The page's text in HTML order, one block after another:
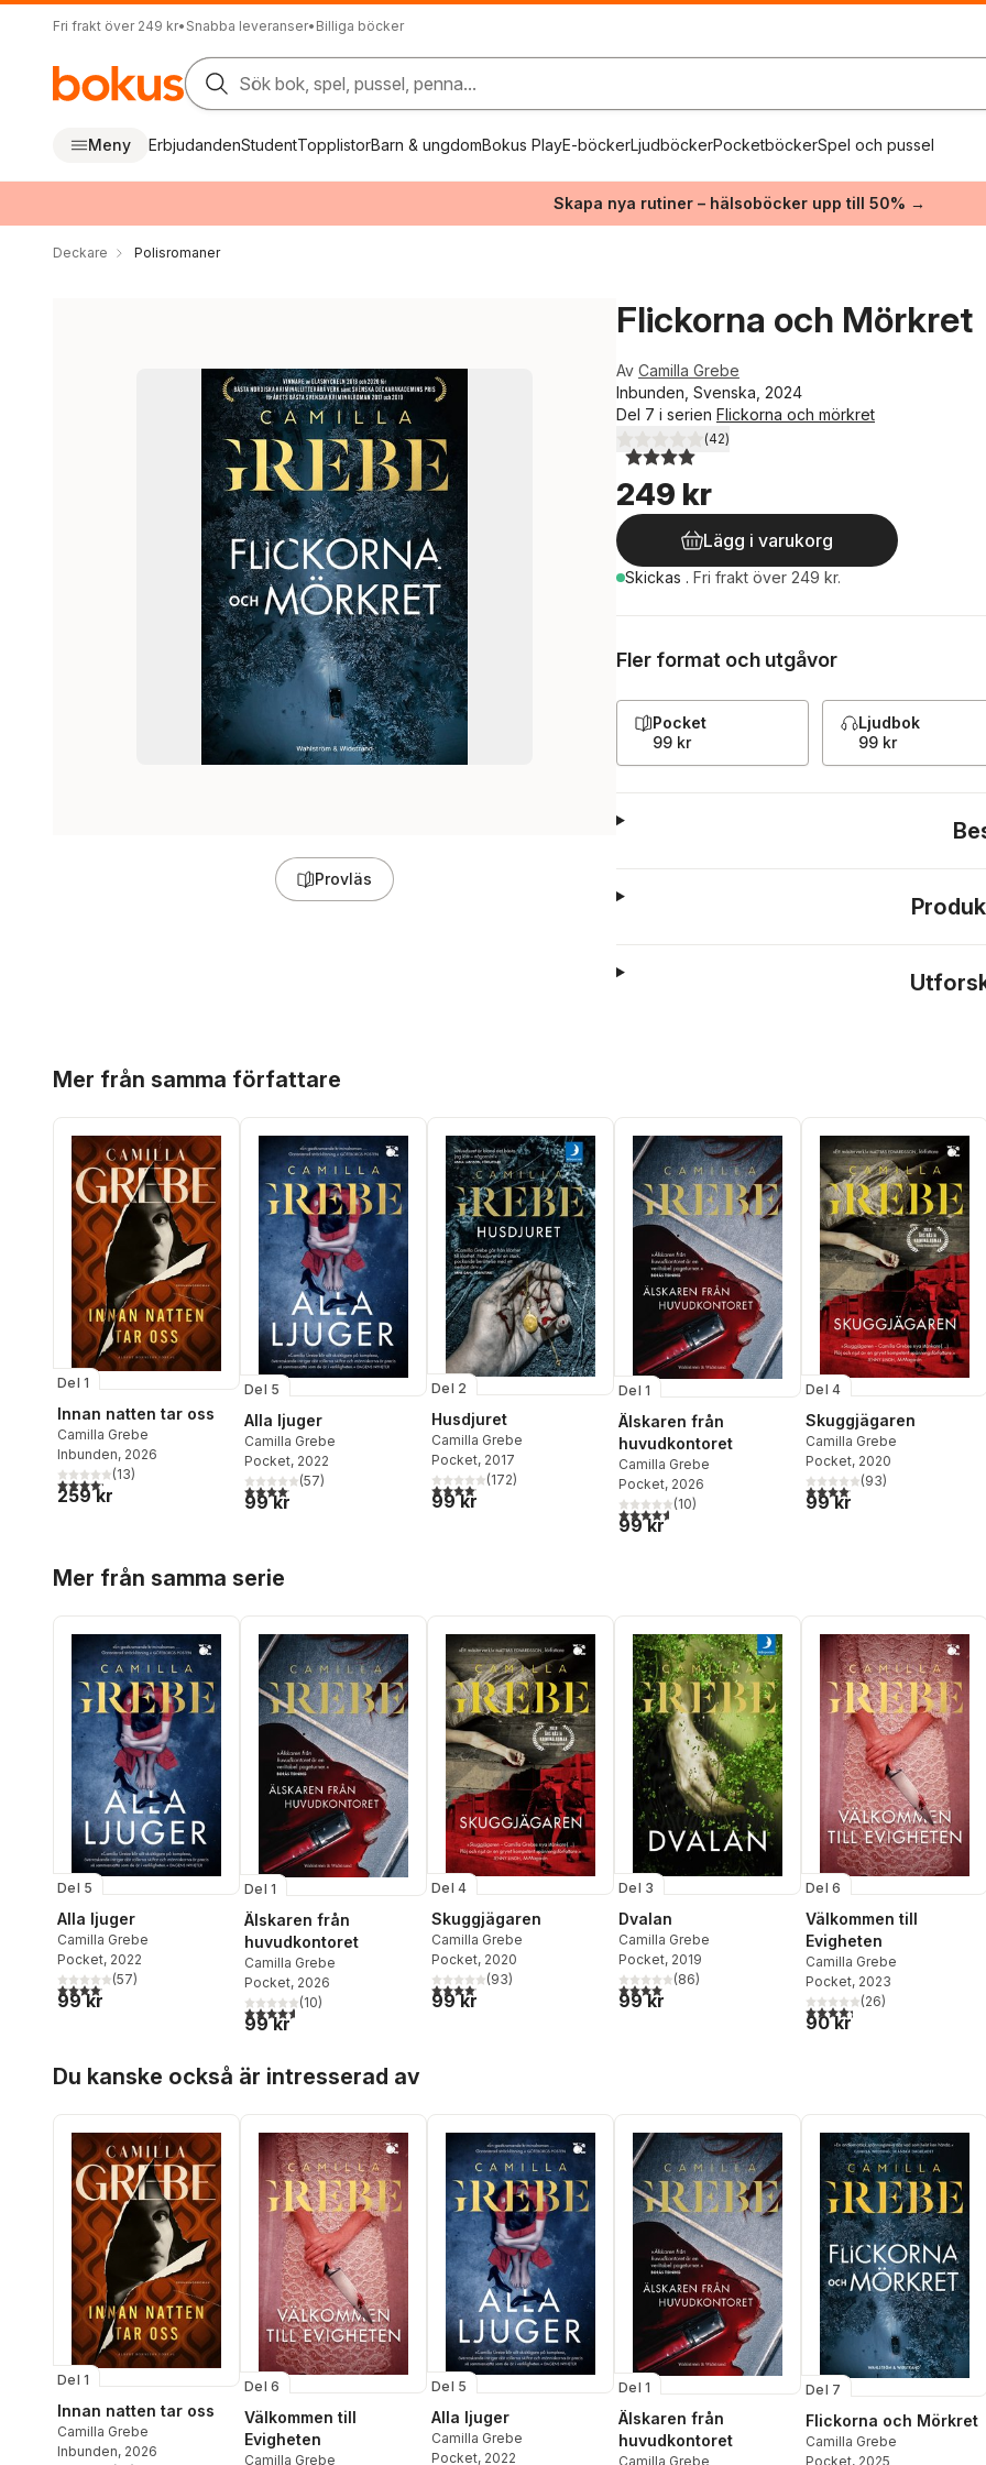
Fri frakt över 249 kr• Snabba leveranser• Billiga böcker
Sök bok, spel, pussel, penna...
Meny ErbjudandenStudentTopplistorBarn & ungdomBokus PlayE-böckerLjudböckerPocketböckerSpel och pussel
Skapa nya rutiner – hälsoböcker upp till 50% →
Deckare Polisromaner
Provläs
Flickorna och Mörkret
Av Camilla Grebe
Inbunden, Svenska, 2024
Del 7 i serien Flickorna och mörkret
4,0utav 5 stjärnor. Totalt antal röster:
(42)
249 kr
Lägg i varukorg
Skickas . Fri frakt över 249 kr.
Fler format och utgåvor
Pocket
99 kr
Ljudbok
99 kr
Mer från samma författare
Del 1
Innan natten tar oss
Camilla Grebe
Inbunden, 2026
4,2utav 5 stjärnor. Totalt antal röster:
(13)
259 kr
Del 5
Alla ljuger
Camilla Grebe
Pocket, 2022
4,1utav 5 stjärnor. Totalt antal röster:
(57)
99 kr
Del 2
Husdjuret
Camilla Grebe
Pocket, 2017
4,1utav 5 stjärnor. Totalt antal röster:
(172)
99 kr
Del 1
Älskaren från
huvudkontoret
Camilla Grebe
Pocket, 2026
4,6utav 5 stjärnor. Totalt antal röster:
(10)
99 kr
Del 4
Skuggjägaren
Camilla Grebe
Pocket, 2020
4,1utav 5 stjärnor. Totalt
(93)
99 kr
Mer från samma serie
Del 5
Alla ljuger
Camilla Grebe
Pocket, 2022
4,1utav 5 stjärnor. Totalt antal röster:
(57)
99 kr
Del 1
Älskaren från
huvudkontoret
Camilla Grebe
Pocket, 2026
4,6utav 5 stjärnor. Totalt antal röster:
(10)
99 kr
Del 4
Skuggjägaren
Camilla Grebe
Pocket, 2020
4,1utav 5 stjärnor. Totalt antal röster:
(93)
99 kr
Del 3
Dvalan
Camilla Grebe
Pocket, 2019
4,0utav 5 stjärnor. Totalt antal röster:
(86)
99 kr
Del 6
Välkommen till
Evigheten
Camilla Grebe
Pocket, 2023
4,3utav 5 stjärnor. Totalt
(26)
90 kr
Du kanske också är intresserad av
Del 1
Innan natten tar oss
Camilla Grebe
Inbunden, 2026
Del 6
Välkommen till
Evigheten
Camilla Grebe
Del 5
Alla ljuger
Camilla Grebe
Pocket, 2022
Del 1
Älskaren från
huvudkontoret
Camilla Grebe
Del 7
Flickorna och Mörkret
Camilla Grebe
Pocket, 2025